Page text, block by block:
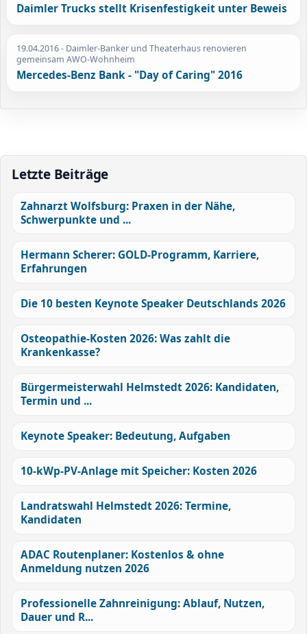
Daimler Trucks stellt Krisenfestigkeit unter Beweis
19.04.2016- Daimler-Banker und Theaterhaus renovieren
gemeinsam AWO-Wohnheim
Mercedes-Benz Bank - "Day of Caring" 2016
Letzte Beiträge
Zahnarzt Wolfsburg: Praxen in der Nähe,
Schwerpunkte und ...
Hermann Scherer: GOLD-Programm, Karriere,
Erfahrungen
Die 10 besten Keynote Speaker Deutschlands 2026
Osteopathie-Kosten 2026: Was zahlt die
Krankenkasse?
Bürgermeisterwahl Helmstedt 2026: Kandidaten,
Termin und ...
Keynote Speaker: Bedeutung, Aufgaben
10-kWp-PV-Anlage mit Speicher: Kosten 2026
Landratswahl Helmstedt 2026: Termine,
Kandidaten
ADAC Routenplaner: Kostenlos & ohne
Anmeldung nutzen 2026
Professionelle Zahnreinigung: Ablauf, Nutzen,
Dauer und R...